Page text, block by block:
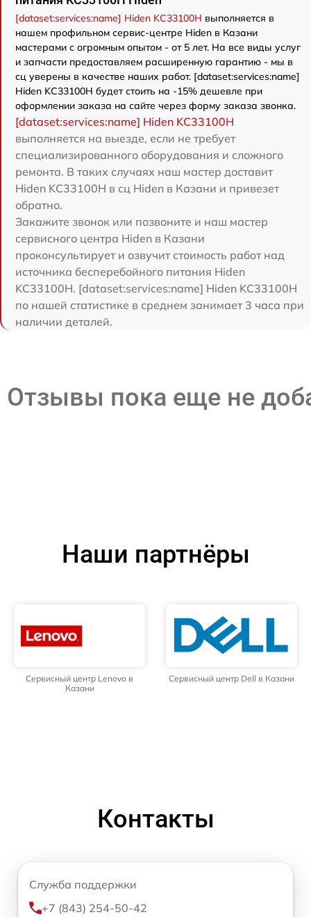
[dataset:services:name] Hiden KC33100H выполняется в
нашем профильном сервис-центре Hiden в Казани
мастерами с огромным опытом - от 5 лет. На все виды услуг
и запчасти предоставляем расширенную гарантию - мы в
сц уверены в качестве наших работ. [dataset:services:name]
Hiden KC33100H будет стоить на -15% дешевле при
оформлении заказа на сайте через форму заказа звонка.
[dataset:services:name] Hiden KC33100H
выполняется на выезде, если не требует
специализированного оборудования и сложного
ремонта. В таких случаях наш мастер доставит
Hiden KC33100H в сц Hiden в Казани и привезет
обратно.
Закажите звонок или позвоните и наш мастер
сервисного центра Hiden в Казани
проконсультирует и озвучит стоимость работ над
источника бесперебойного питания Hiden
KC33100H. [dataset:services:name] Hiden KC33100H
по нашей статистике в среднем занимает 3 часа при
наличии деталей.
Отзывы пока еще не
Наши партнёры
Сервисный центр Lenovo в
Казани
Сервисный центр Dell в Казани
Контакты
Служба поддержки
+7 (843) 254-50-42